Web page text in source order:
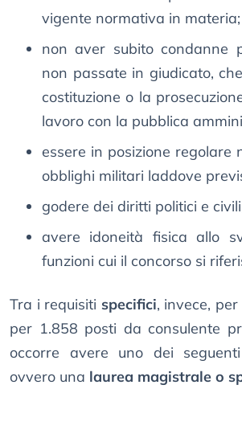
vigente normativa in materia;
non aver subito condanne
non passate in giudicato,
costituzione o la
lavoro con la pubblica
essere in posizione regolare
obblighi militari laddove
godere dei diritti politici e
avere idoneità fisica allo
funzioni cui il concorso si
Tra i requisiti specifici, invece,
per 1.858 posti da consulente
occorre avere uno dei
ovvero una laurea magistrale o